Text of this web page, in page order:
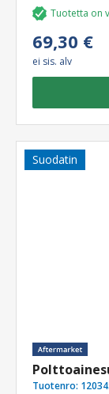
Tuotetta on
69,30 €
ei sis. alv
Suodatin
Tuotenro: